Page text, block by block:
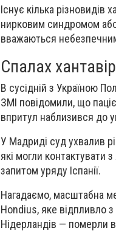
Існує кілька
нирковим синдромом
вважаються
Спалах
В сусідній з Україною
ЗМІ повідомили, що
впритул наблизився до
У Мадриді суд ухвалив
які могли контактувати
запитом уряду Іспанії.
Нагадаємо, масштабна
Hondius, яке відпливло
Нідерландів — померли